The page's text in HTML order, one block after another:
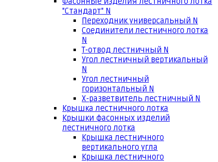
"Стандарт" N
Переходник универсальный N
Соединители лестничного лотка
N
Т-отвод лестничный N
Угол лестничный вертикальный
N
Угол лестничный
горизонтальный N
Х-разветвитель лестничный N
Крышка лестничного лотка
Крышки фасонных изделий
лестничного лотка
Крышка лестничного
вертикального угла
Крышка лестничного